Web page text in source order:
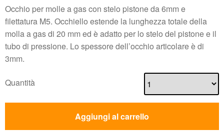
Occhio per molle a gas con stelo pistone da 6mm e
filettatura M5. Occhiello estende la lunghezza totale della
molla a gas di 20 mm ed è adatto per lo stelo del pistone e il
tubo di pressione. Lo spessore dell’occhio articolare è di
3mm.
Quantità
Aggiungi al carrello